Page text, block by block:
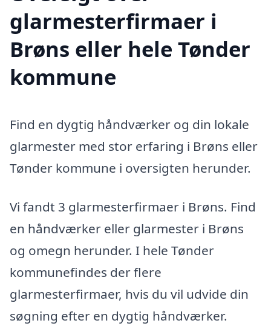
glarmesterfirmaer i
Brøns eller hele Tønder
kommune
Find en dygtig håndværker og din lokale
glarmester med stor erfaring i Brøns eller
Tønder kommune i oversigten herunder.
Vi fandt 3 glarmesterfirmaer i Brøns. Find
en håndværker eller glarmester i Brøns
og omegn herunder. I hele Tønder
kommunefindes der flere
glarmesterfirmaer, hvis du vil udvide din
søgning efter en dygtig håndværker.